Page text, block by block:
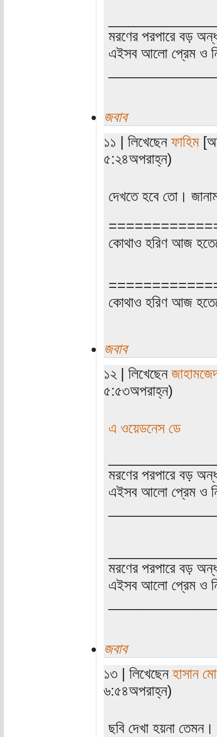
মরণের পরপারে বড়
এইসব আলো প্রেম ও
জবাব
১১ | লিখেছেন ফাহিম
৫:২৪অপরাহ্ন)
দেখতে হবে তো।
কোথাও হরিণ আজ
কোথাও হরিণ আজ
জবাব
১২ | লিখেছেন
৫:৫৩অপরাহ্ন)
এ ওয়েডনেস ডে
মরণের পরপারে বড়
এইসব আলো প্রেম ও
মরণের পরপারে বড়
এইসব আলো প্রেম ও
জবাব
১৩ | লিখেছেন হাসান
৬:৫৪অপরাহ্ন)
ছবি দেখা হয়না তেমন।